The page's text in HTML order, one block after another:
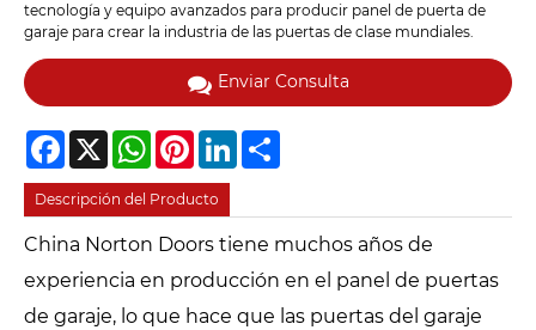
tecnología y equipo avanzados para producir panel de puerta de
garaje para crear la industria de las puertas de clase mundiales.
Enviar Consulta
Facebook
X WhatsAppPinterestLinkedIn
Descripción del Producto
China Norton Doors tiene muchos años de
experiencia en producción en el panel de puertas
de garaje, lo que hace que las puertas del garaje